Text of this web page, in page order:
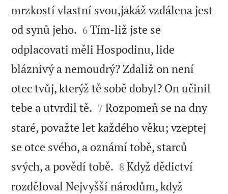
mrzkostí vlastní svou,jakáž vzdálena jest
od synů jeho. 

6 Tím-liž jste se
odplacovati měli Hospodinu, lide
bláznivý a nemoudrý? Zdaliž on není
otec tvůj, kterýž tě sobě dobyl? On učinil
tebe a utvrdil tě. 

7 Rozpomeň se na dny
staré, považte let každého věku; vzeptej
se otce svého, a oznámí tobě, starců
svých, a povědí tobě. 

8 Když dědictví
rozděloval Nejvyšší národům, když